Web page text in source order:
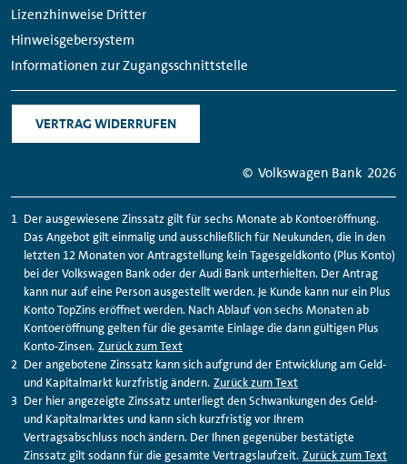
Lizenzhinweise Dritter
Hinweisgebersystem
Informationen zur Zugangsschnittstelle
VERTRAG WIDERRUFEN
© Volkswagen Bank 2026
Der ausgewiesene Zinssatz gilt für sechs Monate ab Kontoeröffnung.
Das Angebot gilt einmalig und ausschließlich für Neukunden, die in den
letzten 12 Monaten vor Antragstellung kein Tagesgeldkonto (Plus Konto)
bei der Volkswagen Bank oder der Audi Bank unterhielten. Der Antrag
kann nur auf eine Person ausgestellt werden. Je Kunde kann nur ein Plus
Konto TopZins eröffnet werden. Nach Ablauf von sechs Monaten ab
Kontoeröffnung gelten für die gesamte Einlage die dann gültigen Plus
Konto-Zinsen. Zurück zum Text
Der angebotene Zinssatz kann sich aufgrund der Entwicklung am Geld-
und Kapitalmarkt kurzfristig ändern. Zurück zum Text
Der hier angezeigte Zinssatz unterliegt den Schwankungen des Geld-
und Kapitalmarktes und kann sich kurzfristig vor Ihrem
Vertragsabschluss noch ändern. Der Ihnen gegenüber bestätigte
Zinssatz gilt sodann für die gesamte Vertragslaufzeit. Zurück zum Text